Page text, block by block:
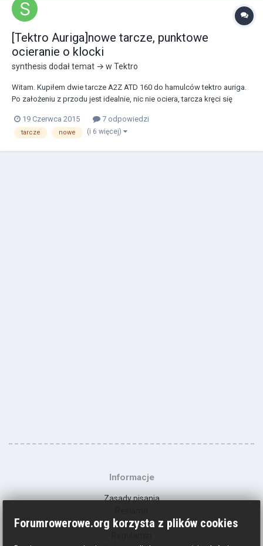
[Tektro Auriga]nowe tarcze, punktowe
ocieranie o klocki
synthesis dodał temat → w Tektro
Witam. Kupiłem dwie tarcze A2Z ATD 160 do hamulców tektro auriga.
Po założeniu z przodu jest idealnie, nic nie ociera, tarcza kręci się
diagnoza to krzywa(nowa) tarcza... ale żeby się upewnić przełożyłem
tarczę tylna na przód i okazuje...
19 Czerwca 2015 7 odpowiedzi
tarcze nowe (i 6 więcej)
Informacje
Zasady pisania
Kontakt
Forumrowerowe.org korzysta z plików cookies